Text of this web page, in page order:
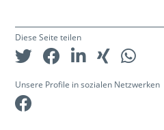
Diese Seite teilen
Unsere Profile in sozialen Netzwerken